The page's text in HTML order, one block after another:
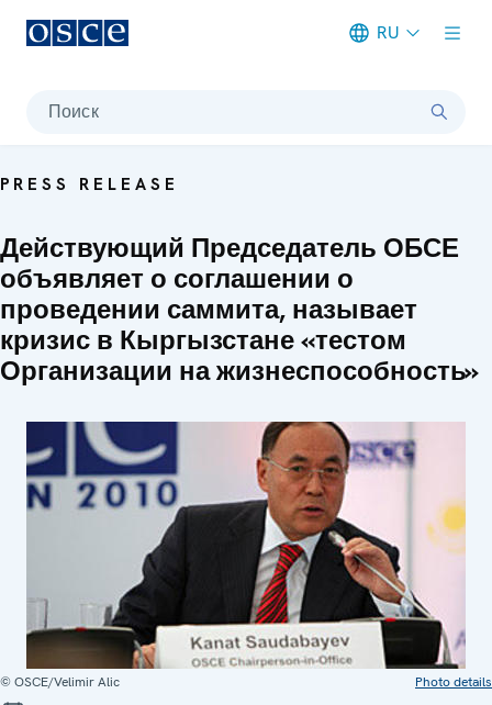
RU
Поиск
PRESS RELEASE
Действующий Председатель ОБСЕ
объявляет о соглашении о
проведении саммита, называет
кризис в Кыргызстане «тестом
Организации на жизнеспособность»
© OSCE/Velimir Alic Photo details